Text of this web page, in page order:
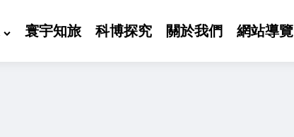
寰宇知旅 科博探究 關於我們 網站導覽